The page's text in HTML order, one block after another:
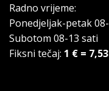
Radno vrijeme:
Ponedjeljak-petak
Subotom 08-13 sati
Fiksni tečaj: 1 € =